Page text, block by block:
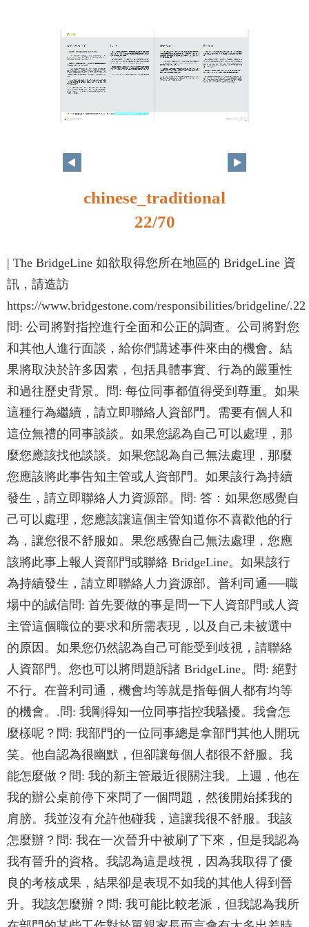
chinese_traditional
22/70
| The BridgeLine 如欲取得您所在地區的 BridgeLine 資
訊，請造訪
https://www.bridgestone.com/responsibilities/bridgeline/.22
問: 公司將對指控進行全面和公正的調查。公司將對您
和其他人進行面談，給你們講述事件來由的機會。結
果將取決於許多因素，包括具體事實、行為的嚴重性
和過往歷史背景。問: 每位同事都值得受到尊重。如果
這種行為繼續，請立即聯絡人資部門。需要有個人和
這位無禮的同事談談。如果您認為自己可以處理，那
麼您應該找他談談。如果您認為自己無法處理，那麼
您應該將此事告知主管或人資部門。如果該行為持續
發生，請立即聯絡人力資源部。問: 答：如果您感覺自
己可以處理，您應該讓這個主管知道你不喜歡他的行
為，讓您很不舒服如。果您感覺自己無法處理，您應
該將此事上報人資部門或聯絡 BridgeLine。如果該行
為持續發生，請立即聯絡人力資源部。普利司通──職
場中的誠信問: 首先要做的事是問一下人資部門或人資
主管這個職位的要求和所需表現，以及自己未被選中
的原因。如果您仍然認為自己可能受到歧視，請聯絡
人資部門。您也可以將問題訴諸 BridgeLine。問: 絕對
不行。在普利司通，機會均等就是指每個人都有均等
的機會。.問: 我剛得知一位同事指控我騷擾。我會怎
麼樣呢？問: 我部門的一位同事總是拿部門其他人開玩
笑。他自認為很幽默，但卻讓每個人都很不舒服。我
能怎麼做？問: 我的新主管最近很關注我。上週，他在
我的辦公桌前停下來問了一個問題，然後開始揉我的
肩膀。我並沒有允許他碰我，這讓我很不舒服。我該
怎麼辦？問: 我在一次晉升中被刷了下來，但是我認為
我有晉升的資格。我認為這是歧視，因為我取得了優
良的考核成果，結果卻是表現不如我的其他人得到晉
升。我該怎麼辦？問: 我可能比較老派，但我認為我所